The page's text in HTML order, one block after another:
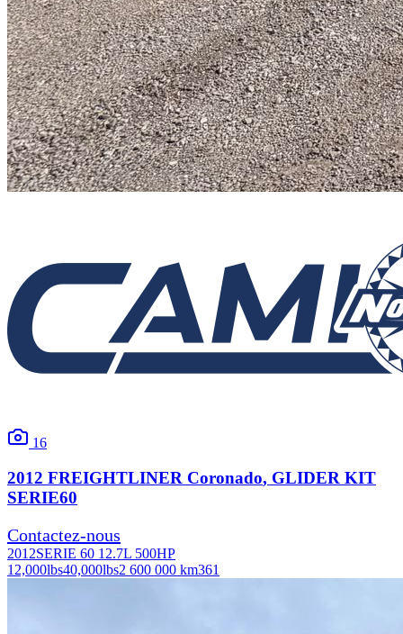
16
2012 FREIGHTLINER Coronado, GLIDER KIT
SERIE60
Contactez-nous
2012SERIE 60 12.7L 500HP
12,000lbs40,000lbs2 600 000 km361